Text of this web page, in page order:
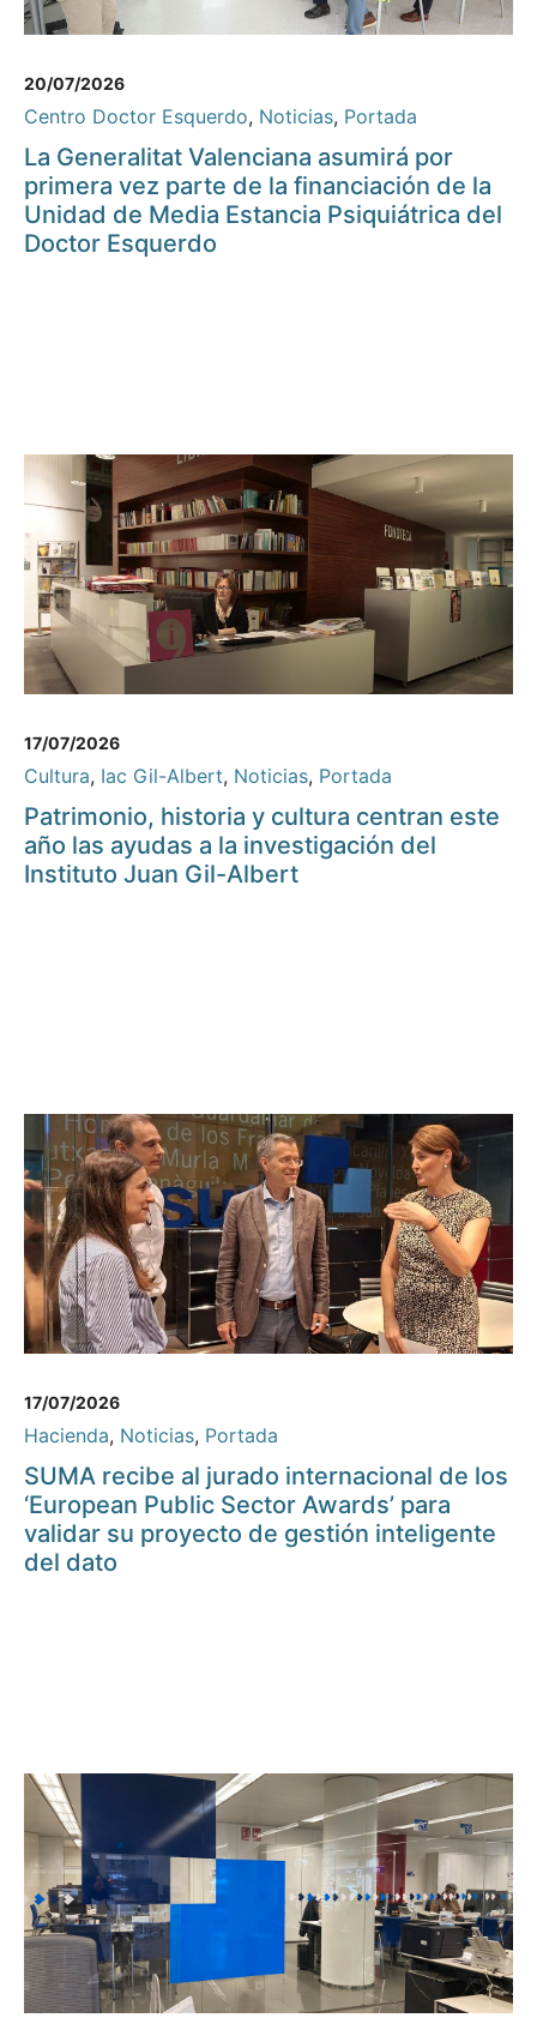
20/07/2026
Centro Doctor Esquerdo, Noticias, Portada
La Generalitat Valenciana asumirá por
primera vez parte de la financiación de la
Unidad de Media Estancia Psiquiátrica del
Doctor Esquerdo
17/07/2026
Cultura, Iac Gil-Albert, Noticias, Portada
Patrimonio, historia y cultura centran este
año las ayudas a la investigación del
Instituto Juan Gil-Albert
17/07/2026
Hacienda, Noticias, Portada
SUMA recibe al jurado internacional de los
‘European Public Sector Awards’ para
validar su proyecto de gestión inteligente
del dato